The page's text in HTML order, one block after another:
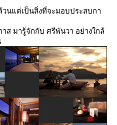
นแต่เป็นสิ่งที่จะมอบประสบกา
ส มารู้จักกับ ศรีพันวา อย่างใกล้
น